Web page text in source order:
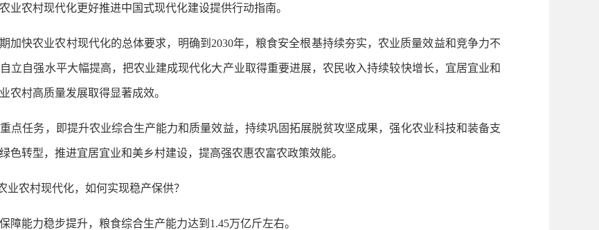
业农村现代化更好推进中国式现代化建设提供行动指南。
快农业农村现代化的总体要求，明确到2030年，粮食安全根基持续夯实，农业质量效益和竞争力不
立自强水平大幅提高，把农业建成现代化大产业取得重要进展，农民收入持续较快增长，宜居宜业和
农村高质量发展取得显著成效。
任务，即提升农业综合生产能力和质量效益，持续巩固拓展脱贫攻坚成果，强化农业科技和装备支
色转型，推进宜居宜业和美乡村建设，提高强农惠农富农政策效能。
农村现代化，如何实现稳产保供？
能力稳步提升，粮食综合生产能力达到1.45万亿斤左右。